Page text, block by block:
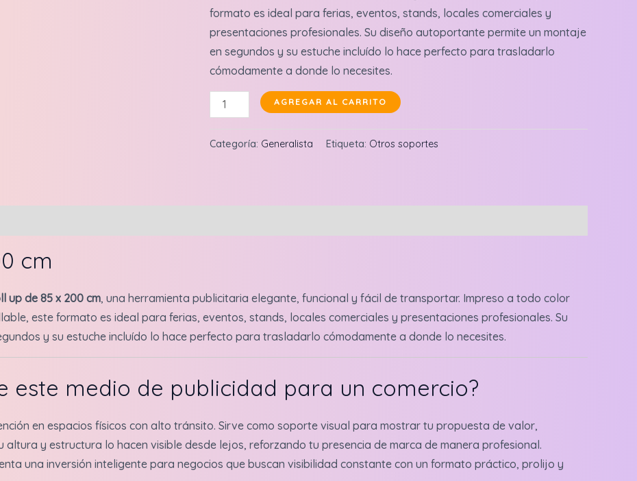
formato es ideal para ferias, eventos, stands, locales comerciales y
presentaciones profesionales. Su diseño autoportante permite un montaje
en segundos y su estuche incluído lo hace perfecto para trasladarlo
cómodamente a donde lo necesites.
Banner
de
piso
AGREGAR AL CARRITO
Categoría: Generalista Etiqueta: Otros soportes
cm
up de 85 x 200 cm, una herramienta publicitaria elegante, funcional y fácil de transportar. Impreso a todo color
este formato es ideal para ferias, eventos, stands, locales comerciales y presentaciones profesionales. Su
y su estuche incluído lo hace perfecto para trasladarlo cómodamente a donde lo necesites.
este medio de publicidad para un comercio?
en espacios físicos con alto tránsito. Sirve como soporte visual para mostrar tu propuesta de valor,
y estructura lo hacen visible desde lejos, reforzando tu presencia de marca de manera profesional.
una inversión inteligente para negocios que buscan visibilidad constante con un formato práctico, prolijo y